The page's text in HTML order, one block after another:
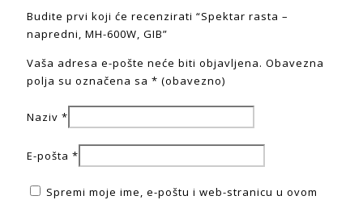
Budite prvi koji će recenzirati “Spektar rasta –
napredni, MH-600W, GIB”
Vaša adresa e-pošte neće biti objavljena. Obavezna
polja su označena sa * (obavezno)
Naziv *
E-pošta *
Spremi moje ime, e-poštu i web-stranicu u ovom